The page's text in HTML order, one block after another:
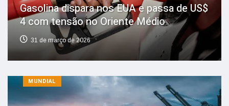
Gasolina dispara nos EUA e passa de US$
4 com tensão no Oriente Médio
31 de março de 2026
MUNDIAL